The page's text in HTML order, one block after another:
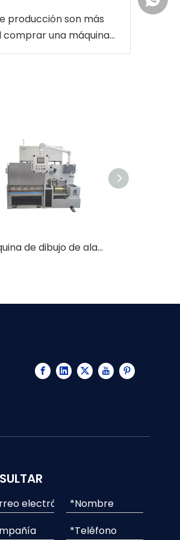
producción son más
una máquina
de latón EDM?
Máquina de dibujo de alambre de sía de diamante de acero al carbono